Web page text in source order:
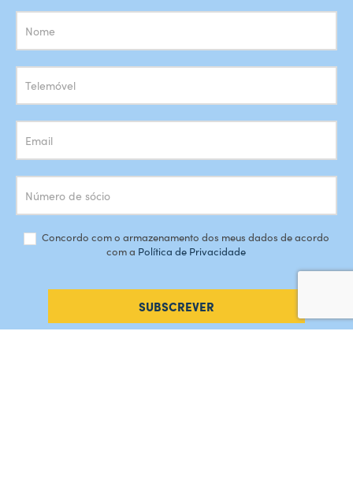
Subscrição
Newsletter
Concordo com o armazenamento dos meus dados de acordo
com a Política de Privacidade
SUBSCREVER